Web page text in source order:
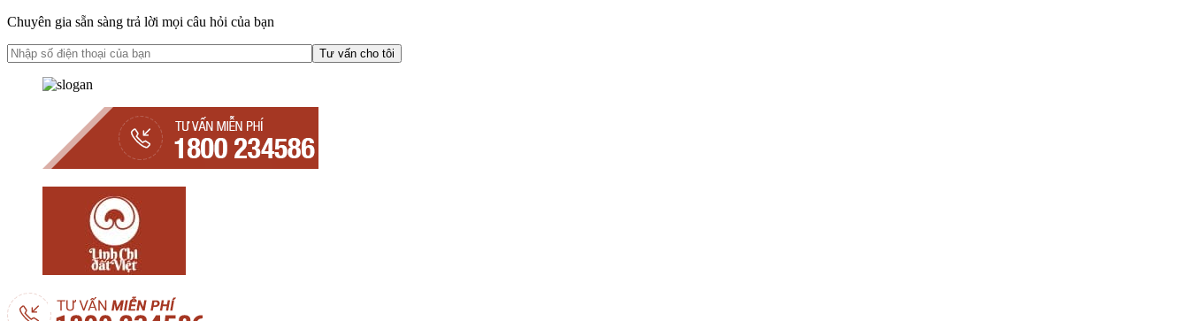
Chuyên gia sẵn sàng trả lời mọi câu hỏi của bạn